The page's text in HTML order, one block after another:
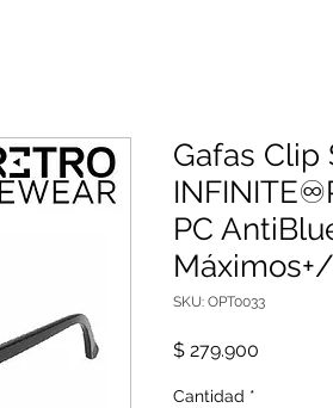
Gafas Clip
PC
SKU: OPT0033
$ 279.900
Cantidad *